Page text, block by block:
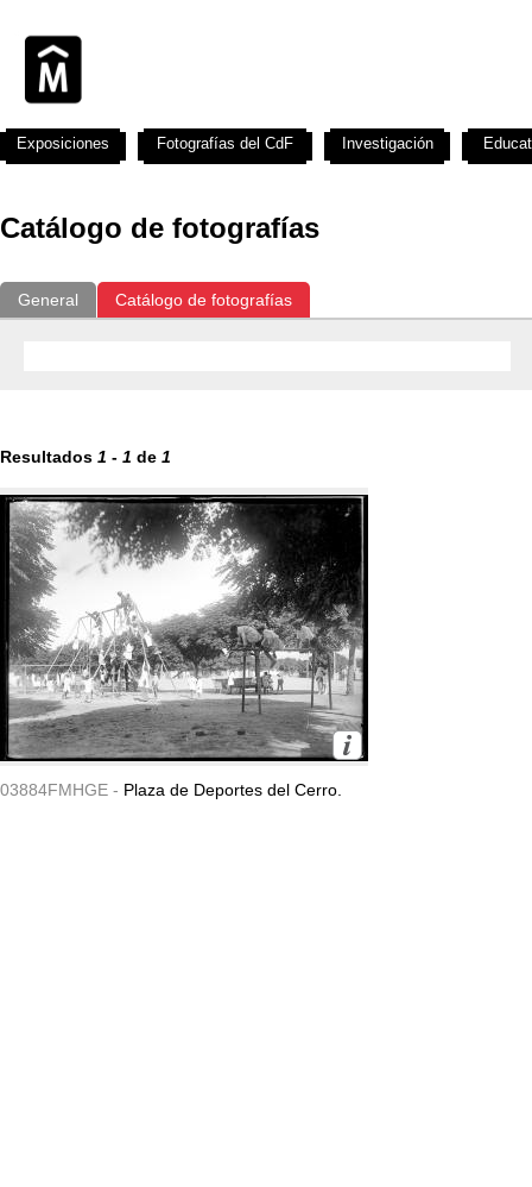
Catálogo de fotografías
General Catálogo de fotografías
Resultados 1 - 1 de 1
03884FMHGE - Plaza de Deportes del Cerro.
Exposiciones Fotografías del CdF Investigación